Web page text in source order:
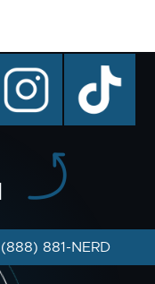
instagram TikTok
(888) 881-NERD